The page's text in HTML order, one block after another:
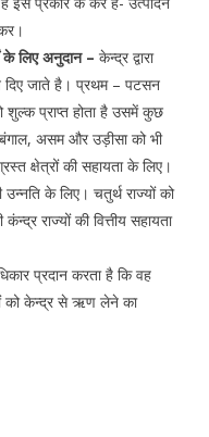
के लिए अनुदान – केन्द्र द्वारा
दिए जाते है। प्रथम – पटसन
प्राप्त होता है उसमें कुछ
असम और उड़ीसा को भी
क्षेत्रों की सहायता के लिए।
के लिए। चतुर्थ राज्यों को
राज्यों की वित्तीय सहायता
प्रदान करता है कि वह
को केन्द्र से ऋण लेने का